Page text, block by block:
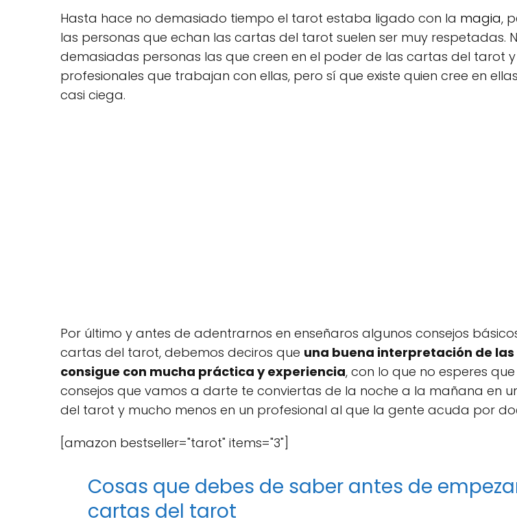
Hasta hace no demasiado tiempo el tarot estaba ligado con la magia,
las personas que echan las cartas del tarot suelen ser muy respetadas.
demasiadas personas las que creen en el poder de las cartas del tarot y
profesionales que trabajan con ellas, pero sí que existe quien cree en
casi ciega.
Por último y antes de adentrarnos en enseñaros algunos consejos
cartas del tarot, debemos deciros que una buena interpretación de las
consigue con mucha práctica y experiencia, con lo que no esperes
consejos que vamos a darte te conviertas de la noche a la mañana en
del tarot y mucho menos en un profesional al que la gente acuda por
[amazon bestseller="tarot" items="3"]
Cosas que debes de saber antes de
cartas del tarot